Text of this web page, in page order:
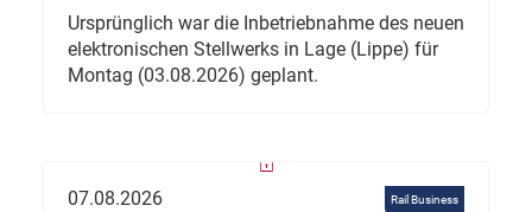
Ursprünglich war die Inbetriebnahme des neuen
elektronischen Stellwerks in Lage (Lippe) für
Montag (03.08.2026) geplant.
Rail Business
07.08.2026